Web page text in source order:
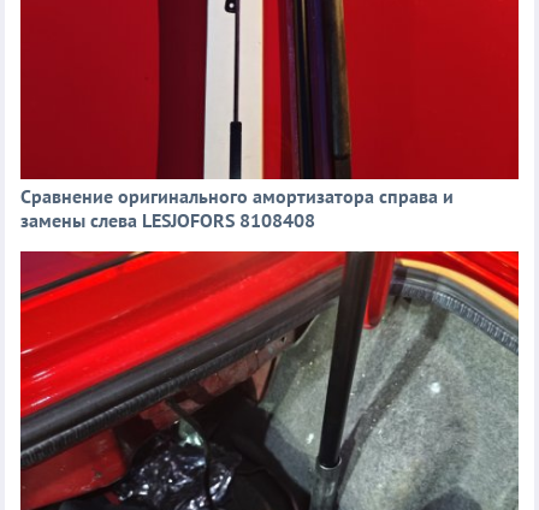
Сравнение оригинального амортизатора справа и
замены слева LESJOFORS 8108408